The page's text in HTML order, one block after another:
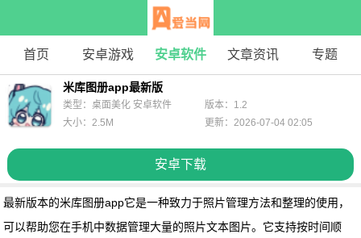
首页 安卓游戏 安卓软件 文章资讯 专题
米库图册app最新版
安卓下载
类型：桌面美化 安卓软件
版本：1.2
大小：2.5M
更新：2026-07-04 02:05
最新版本的米库图册app它是一种致力于照片管理方法和整理的使用，
可以帮助您在手机中数据管理大量的照片文本图片。它支持按时间顺